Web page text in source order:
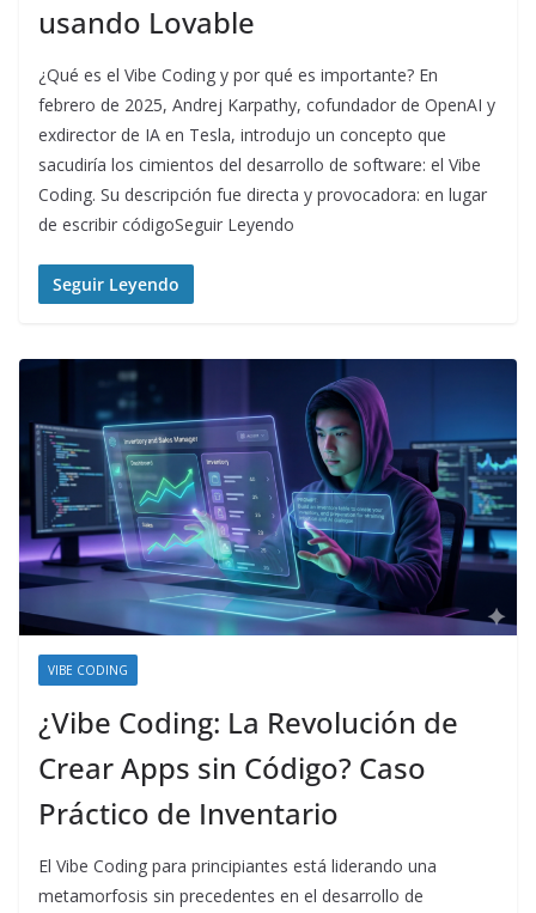
usando Lovable
¿Qué es el Vibe Coding y por qué es importante? En
febrero de 2025, Andrej Karpathy, cofundador de OpenAI y
exdirector de IA en Tesla, introdujo un concepto que
sacudiría los cimientos del desarrollo de software: el Vibe
Coding. Su descripción fue directa y provocadora: en lugar
de escribir códigoSeguir Leyendo
Seguir Leyendo
VIBE CODING
¿Vibe Coding: La Revolución de
Crear Apps sin Código? Caso
Práctico de Inventario
El Vibe Coding para principiantes está liderando una
metamorfosis sin precedentes en el desarrollo de